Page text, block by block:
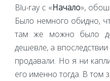
Blu-ray с «Начало»,
Было немного обидно,
там же можно было
дешевле, а
продавали. Но я ни
его именно тогда. В том